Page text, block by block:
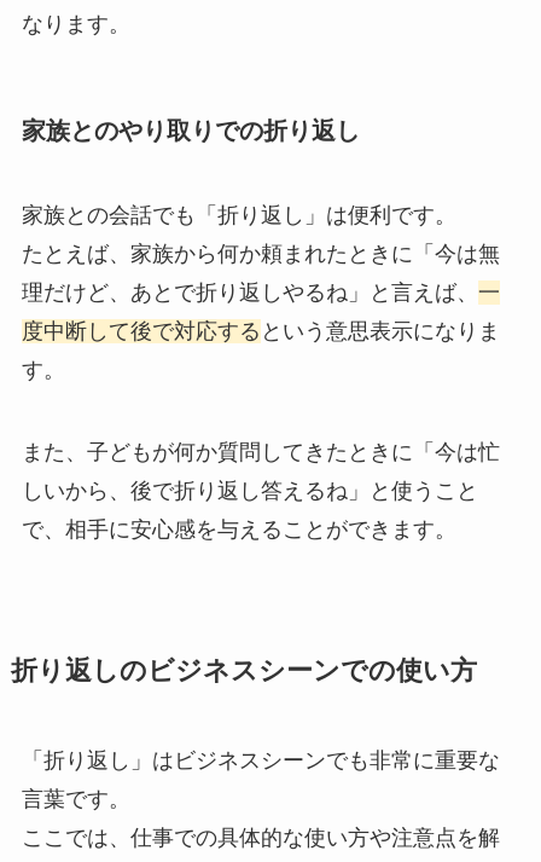
なります。
家族とのやり取りでの折り返し
家族との会話でも「折り返し」は便利です。
たとえば、家族から何か頼まれたときに「今は無
理だけど、あとで折り返しやるね」と言えば、 一
度中断して後で対応する という意思表示になりま
す。
また、子どもが何か質問してきたときに「今は忙
しいから、後で折り返し答えるね」と使うこと
で、相手に安心感を与えることができます。
折り返しのビジネスシーンでの使い方
「折り返し」はビジネスシーンでも非常に重要な
言葉です。
ここでは、仕事での具体的な使い方や注意点を解